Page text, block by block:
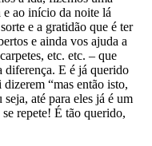
e ao início da noite lá
e a gratidão que é ter
e ainda vos ajuda a
etc. etc. – que
diferença. E é já querido
“mas então isto,
até para eles já é um
repete! É tão querido,